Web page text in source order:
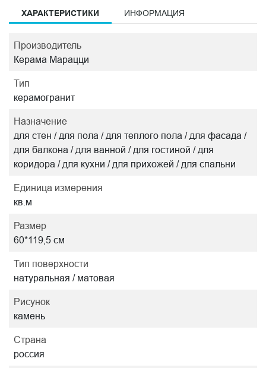
ХАРАКТЕРИСТИКИ ИНФОРМАЦИЯ
Производитель
Керама Марацци
Тип
керамогранит
Назначение
для стен / для пола / для теплого пола / для фасада /
для балкона / для ванной / для гостиной / для
коридора / для кухни / для прихожей / для спальни
Единица измерения
кв.м
Размер
60*119,5 см
Тип поверхности
натуральная / матовая
Рисунок
камень
Страна
россия